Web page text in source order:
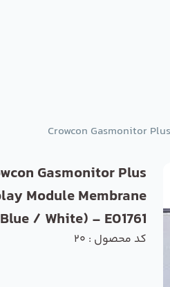
Crowcon Gasmonitor
Gasmonitor Plus
Module Membrane
/ White) - E01761
کد محصول : 20